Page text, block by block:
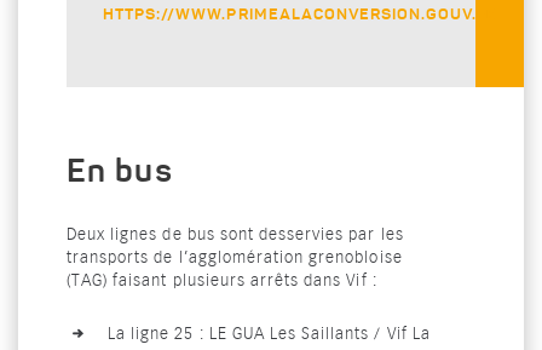
HTTPS://WWW.PRIMEALACONVERSION.GOUV.FR
En bus
Deux lignes de bus sont desservies par les
transports de l’agglomération grenobloise
(TAG) faisant plusieurs arrêts dans Vif :
La ligne 25 : LE GUA Les Saillants / Vif La